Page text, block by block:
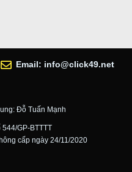
Email: info@click49.net
Đỗ Tuấn Mạnh
GP-BTTTT
cấp ngày 24/11/2020